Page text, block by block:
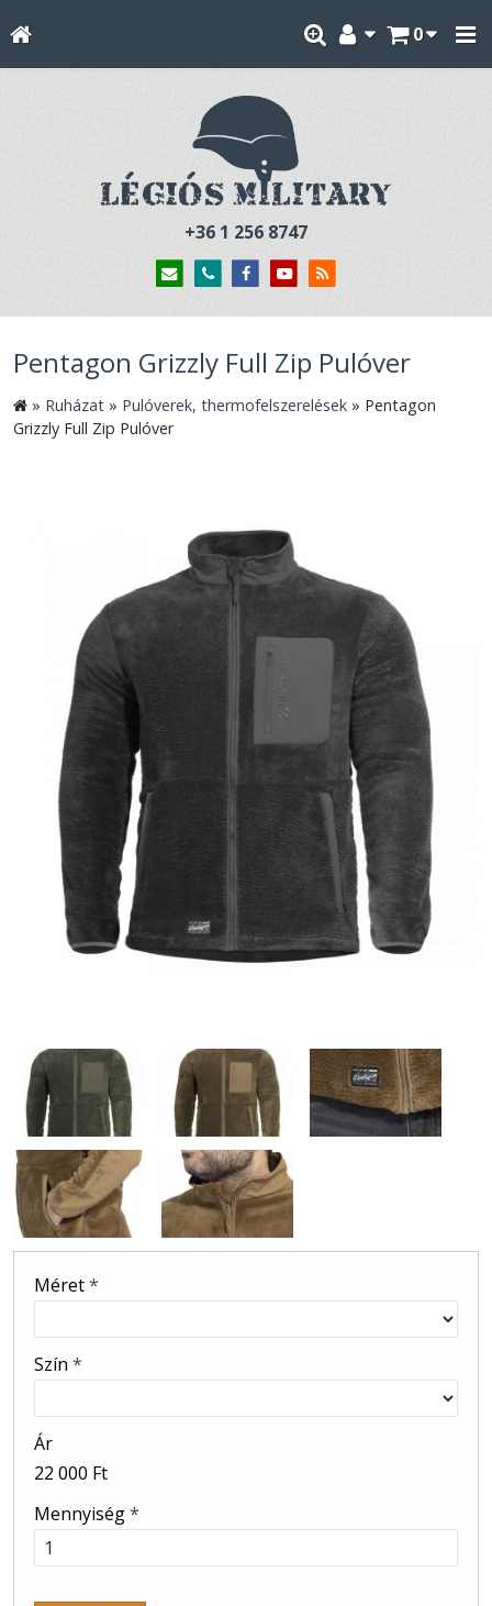
0
+36 1 256 8747
Pentagon Grizzly Full Zip Pulóver
» Ruházat » Pulóverek, thermofelszerelések » Pentagon
Grizzly Full Zip Pulóver
Méret*
Szín *
Ár
22 000 Ft
Mennyiség*